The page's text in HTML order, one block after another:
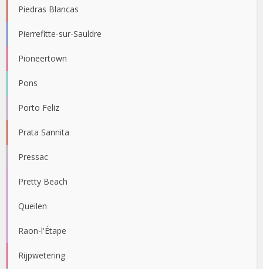
Piedras Blancas
Pierrefitte-sur-Sauldre
Pioneertown
Pons
Porto Feliz
Prata Sannita
Pressac
Pretty Beach
Queilen
Raon-l'Étape
Rijpwetering